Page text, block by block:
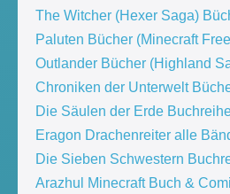
The Witcher (Hexer Saga)
Paluten Bücher (Minecraft
Outlander Bücher (Highland
Chroniken der Unterwelt
Die Säulen der Erde
Eragon Drachenreiter alle
Die Sieben Schwestern
Arazhul Minecraft Buch &